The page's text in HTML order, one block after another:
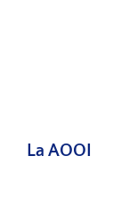
La AOOI